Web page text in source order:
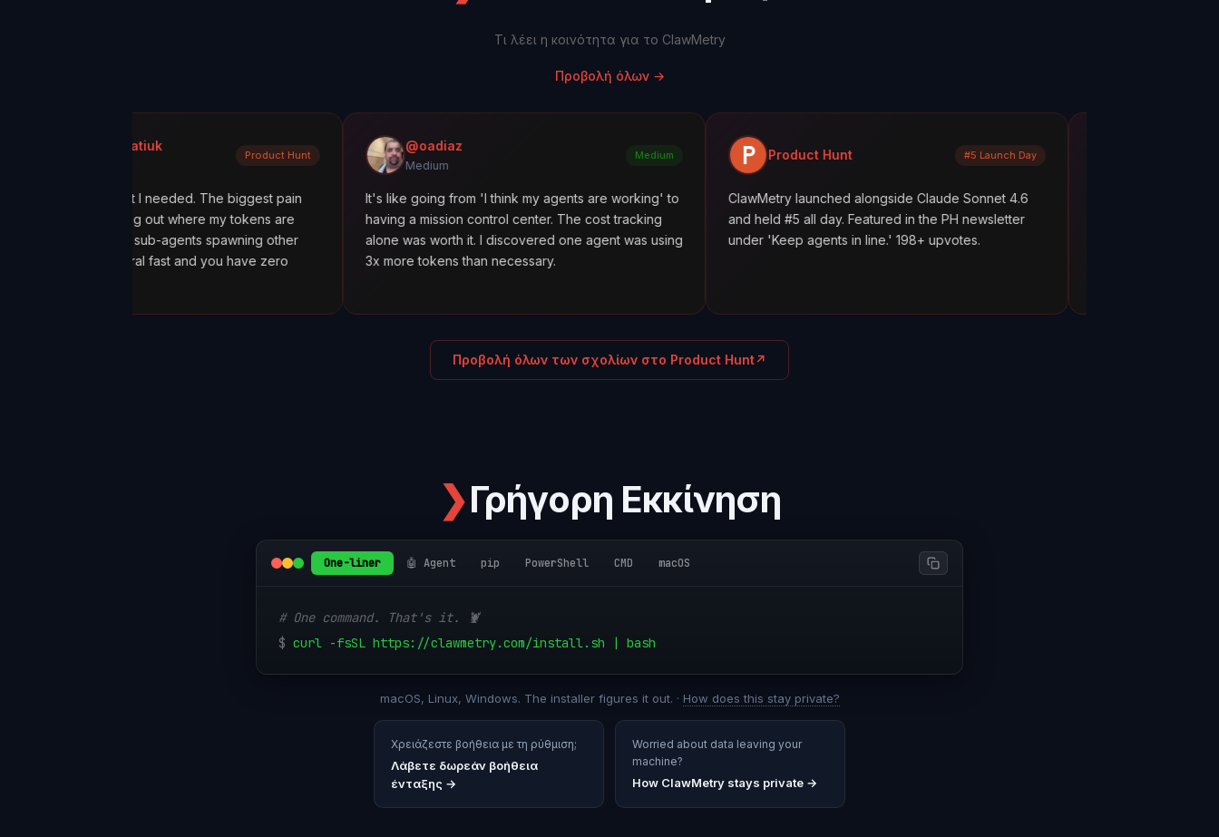
Τι λέει η κοινότητα για το ClawMetry
Προβολή όλων→
Product Hunt
what I needed. The biggest pain
figuring out where my tokens are
with sub-agents spawning other
spiral fast and you have zero
@oadiaz
It's like going from 'I think my agents are working' to
having a mission control center. The cost tracking
alone was worth it. I discovered one agent was using
3x more tokens than necessary.
Product Hunt
ClawMetry launched alongside Claude Sonnet 4.6
and held #5 all day. Featured in the PH newsletter
under 'Keep agents in line.' 198+ upvotes.
What are your AI agents actually
scenes? Most builders don't know.
Προβολή όλων των σχολίων στο Product Hunt↗
❯Γρήγορη Εκκίνηση
One-liner 🤖 Agent pip PowerShell CMD macOS
# One command. That's it. 🦞
$ curl -fsSL https://clawmetry.com/install.sh | bash
macOS, Linux, Windows. The installer figures it out. · How does this stay private?
Χρειάζεστε βοήθεια με τη ρύθμιση;
Λάβετε δωρεάν βοήθεια
ένταξης →
Worried about data leaving your
machine?
How ClawMetry stays private →